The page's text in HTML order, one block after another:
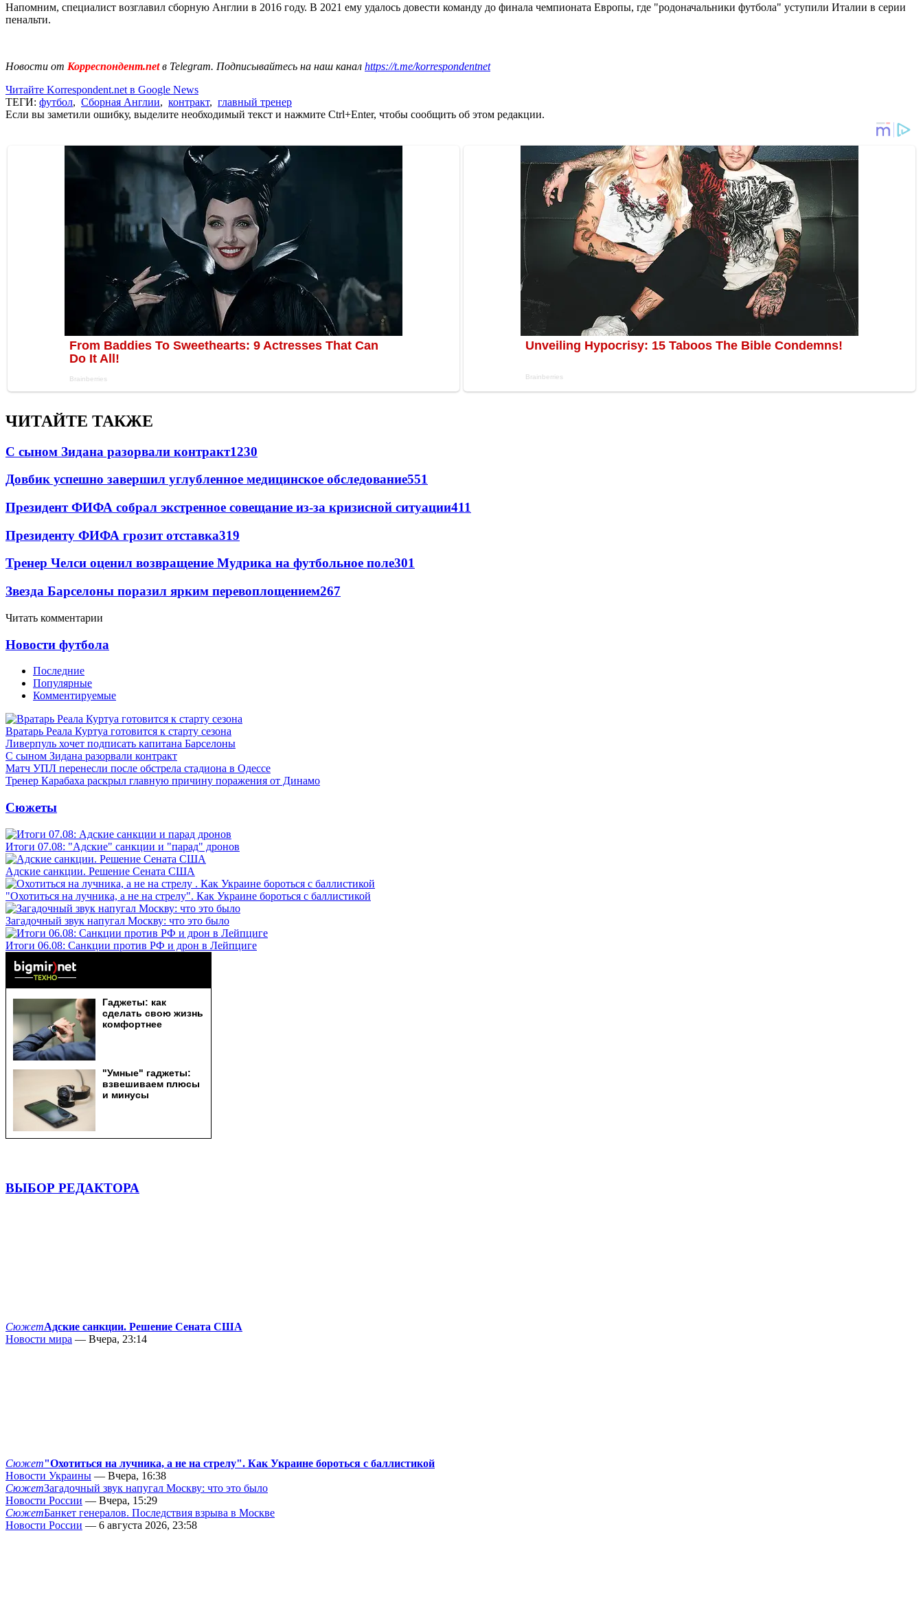
Напомним, специалист возглавил сборную Англии в 2016 году. В 2021 ему удалось довести команду до финала чемпионата Европы, где "родоначальники футбола" уступили Италии в серии
пенальти.
Новости от Корреспондент.netв Telegram. Подписывайтесь на наш канал https://t.me/korrespondentnet
Читайте Korrespondent.net в Google News
ТЕГИ: футбол, Сборная Англии, контракт, главный тренер
Если вы заметили ошибку, выделите необходимый текст и нажмите Ctrl+Enter, чтобы сообщить об этом редакции.
ЧИТАЙТЕ ТАКЖЕ
С сыном Зидана разорвали контракт1230
Довбик успешно завершил углубленное медицинское обследование551
Президент ФИФА собрал экстренное совещание из-за кризисной ситуации411
Президенту ФИФА грозит отставка319
Тренер Челси оценил возвращение Мудрика на футбольное поле301
Звезда Барселоны поразил ярким перевоплощением267
Читать комментарии
Новости футбола
Последние
Популярные
Комментируемые
Вратарь Реала Куртуа готовится к старту сезона
Ливерпуль хочет подписать капитана Барселоны
С сыном Зидана разорвали контракт
Матч УПЛ перенесли после обстрела стадиона в Одессе
Тренер Карабаха раскрыл главную причину поражения от Динамо
Сюжеты
Итоги 07.08: "Адские" санкции и "парад" дронов
Адские санкции. Решение Сената США
"Охотиться на лучника, а не на стрелу". Как Украине бороться с баллистикой
Загадочный звук напугал Москву: что это было
Итоги 06.08: Санкции против РФ и дрон в Лейпциге
ВЫБОР РЕДАКТОРА
СюжетАдские санкции. Решение Сената США
Новости мира — Вчера, 23:14
Сюжет"Охотиться на лучника, а не на стрелу". Как Украине бороться с баллистикой
Новости Украины — Вчера, 16:38
СюжетЗагадочный звук напугал Москву: что это было
Новости России — Вчера, 15:29
СюжетБанкет генералов. Последствия взрыва в Москве
Новости России — 6 августа 2026, 23:58